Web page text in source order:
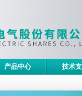
产品中心 技术